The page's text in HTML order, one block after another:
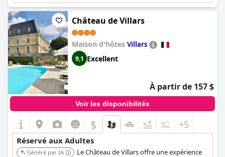
conçue pour les adultes, avec des installations de loisirs et des
équipements pour les couples.
Château de Villars
Maison d'hôtes Villars
9,1 Excellent
À partir de 157 $
Voir les disponibilités
$ +5
Réservé aux Adultes
Généré par IA
Le Château de Villars offre une expérience